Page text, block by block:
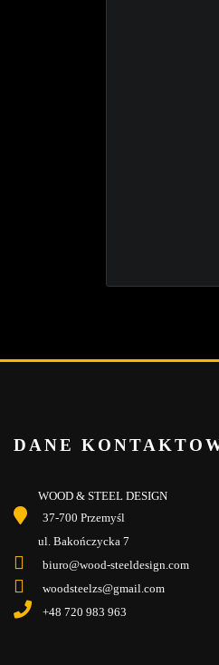
DANE
WOOD & STEEL DESIGN
37-700 Przemyśl
ul. Bakończycka 7
biuro@wood-steeldesign.com
woodsteelzs@gmail.com
+48 720 983 963